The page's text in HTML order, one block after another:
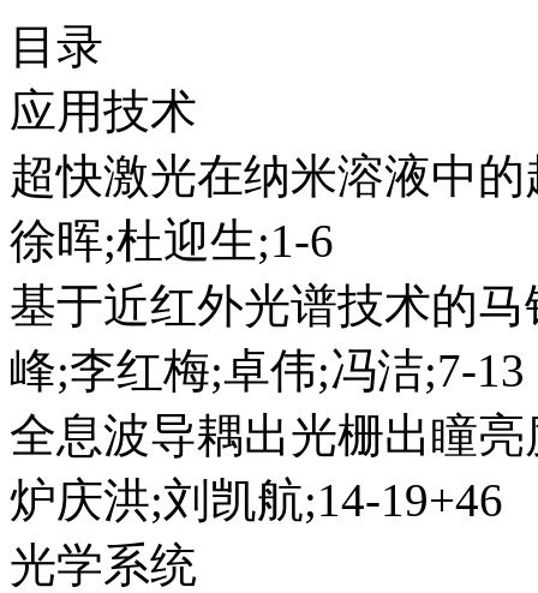
目录
应用技术
超快激光在纳米溶液中
徐晖;杜迎生;1-6
基于近红外光谱技术的
峰;李红梅;卓伟;冯洁;7-13
全息波导耦出光栅出瞳
炉庆洪;刘凯航;14-19+46
光学系统